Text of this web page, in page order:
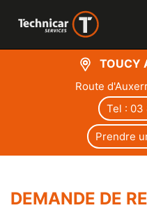
TOUCY
Route
Tel : 03
Prendre
DEMANDE DE